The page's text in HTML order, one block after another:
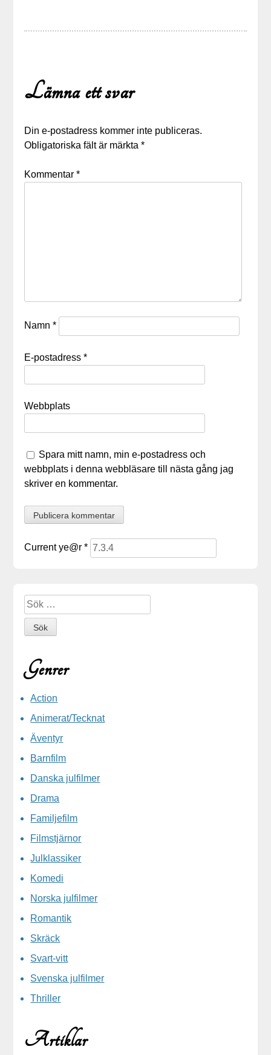
Lämna ett svar
Din e-postadress kommer inte publiceras.
Obligatoriska fält är märkta*
Kommentar*
Namn*
E-postadress*
Webbplats
Spara mitt namn, min e-postadress och
webbplats i denna webbläsare till nästa gång jag
skriver en kommentar.
Current ye@r*
Sidopanel
Sök efter:
Genrer
Action
Animerat/Tecknat
Äventyr
Barnfilm
Danska julfilmer
Drama
Familjefilm
Filmstjärnor
Julklassiker
Komedi
Norska julfilmer
Romantik
Skräck
Svart-vitt
Svenska julfilmer
Thriller
Artiklar